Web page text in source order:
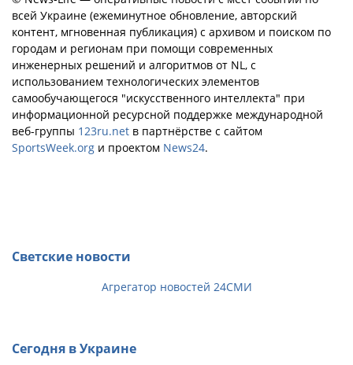
всей Украине (ежеминутное обновление, авторский
контент, мгновенная публикация) с архивом и поиском по
городам и регионам при помощи современных
инженерных решений и алгоритмов от NL, с
использованием технологических элементов
самообучающегося "искусственного интеллекта" при
информационной ресурсной поддержке международной
веб-группы 123ru.net в партнёрстве с сайтом
SportsWeek.org и проектом News24.
Светские новости
Агрегатор новостей 24СМИ
Сегодня в Украине